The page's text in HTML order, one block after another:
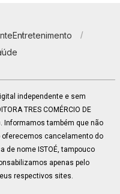
Entretenimento
independente e sem
TRES COMÉRCIO DE
Informamos também que não
cancelamento do
de nome ISTOÉ, tampouco
apenas pelo
respectivos sites.